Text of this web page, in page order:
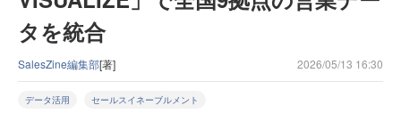
タを統合
SalesZine編集部[著] 2026/05/13 16:30
データ活用 セールスイネーブルメント